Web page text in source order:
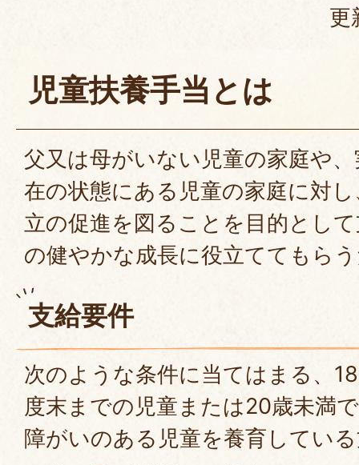
更
児童扶養手当とは
父又は母がいない児童の家庭や
在の状態にある児童の家庭に対
立の促進を図ることを目的とし
の健やかな成長に役立ててもら
支給要件
次のような条件に当てはまる、
度末までの児童または20歳未満
障がいのある児童を養育してい